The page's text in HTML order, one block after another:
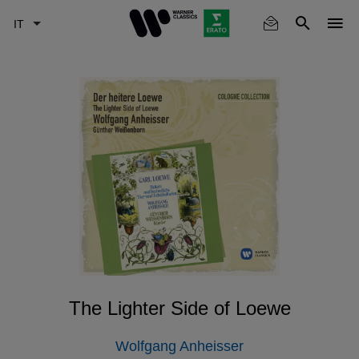
The Lighter Side of Loewe
Wolfgang Anheisser